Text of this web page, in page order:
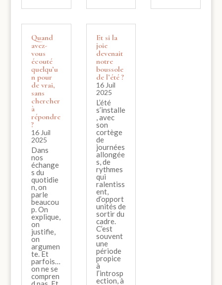
Quand
avez-
vous
écouté
quelqu’u
n pour
de vrai,
sans
chercher
à
répondre
?
16 Juil
2025
Dans
nos
échange
s du
quotidie
n, on
parle
beaucou
p. On
explique,
on
justifie,
on
argumen
te. Et
parfois…
on ne se
compren
Et si la
joie
devenait
notre
boussole
de l’été ?
16 Juil
2025
L’été
s’installe
, avec
son
cortège
de
journées
allongée
s, de
rythmes
qui
ralentiss
ent,
d’opport
unités de
sortir du
cadre.
C’est
souvent
une
période
propice
à
l’introsp
ection, à